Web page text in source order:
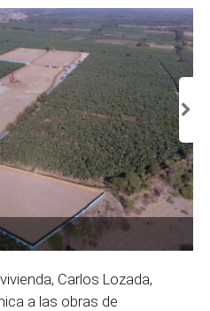
Carlos Lozada,
a las obras de